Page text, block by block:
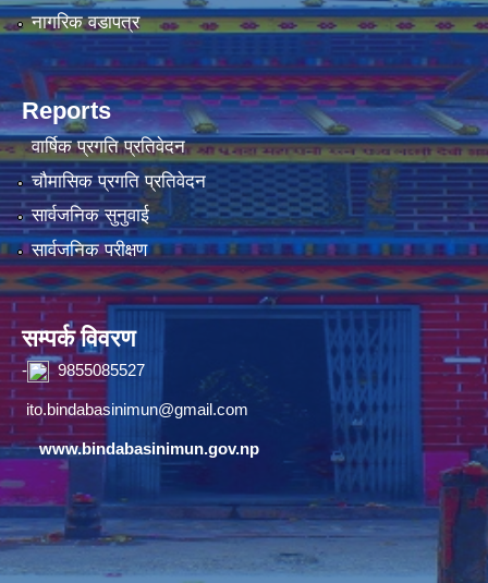
नागरिक वडापत्र
Reports
वार्षिक प्रगति प्रतिवेदन
चौमासिक प्रगति प्रतिवेदन
सार्वजनिक सुनुवाई
सार्वजनिक परीक्षण
सम्पर्क विवरण
- 9855085527
ito.bindabasinimun@gmail.com
www.bindabasinimun.gov.np